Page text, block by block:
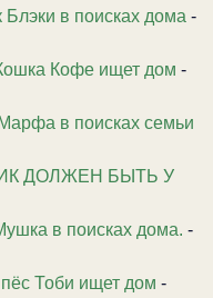
Блэки в поисках дома -
Кофе ищет дом -
в поисках семьи
ДОЛЖЕН БЫТЬ У
в поисках дома. -
Тоби ищет дом -